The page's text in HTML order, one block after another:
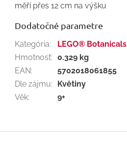
měří přes 12 cm na výšku
Dodatočné parametre
Kategória:
LEGO® Botanicals
Hmotnosť: 0.329 kg
EAN:
5702018061855
Dle zájmu:
Květiny
Věk: 9+
Z